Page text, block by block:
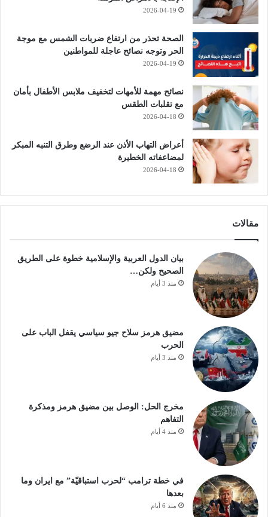
2026-04-19
الصحة تحذر من ارتفاع ضربات الشمس مع موجة
الحر وتوجه نصائح عاجلة للمواطنين
2026-04-19
نصائح مهمة للأمهات لتخفيف ملابس الأطفال بأمان
مع تقلبات الطقس
2026-04-18
أعراض التهاب الأذن عند الرضع وطرق التنبه المبكر
لمضاعفاته الخطيرة
2026-04-18
مقالات
بيان الدول العربية والإسلامية خطوة على الطريق
الصحيح ولكن…
منذ 3 أيام
مضيق هرمز سلاح جيو سياسي يقفل الباب على
الحرب
منذ 3 أيام
مخرج الحل: الوصل بين مضيق هرمز ومذكرة
التفاهم
منذ 4 أيام
في خطة ترامب “لحرب استباقيّة” مع ايران وما
بعدها
منذ 6 أيام